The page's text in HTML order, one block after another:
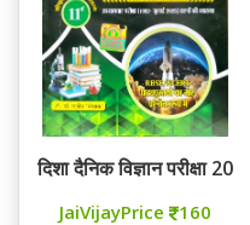
दिशा दैनिक विज्ञान परीक्षा 20-20
JaiVijayPrice 160